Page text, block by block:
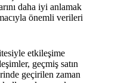
daha iyi anlamak
önemli verileri
etkileşime
geçmiş satın
geçirilen zaman